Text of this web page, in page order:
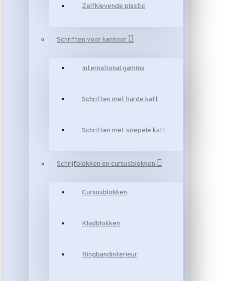
Zelfklevende plastic
Schriften voor kantoor
International gamma
Schriften met harde kaft
Schriften met soepele kaft
Schrijfblokken en cursusblokken
Cursusblokken
Kladblokken
Ringbandinterieur